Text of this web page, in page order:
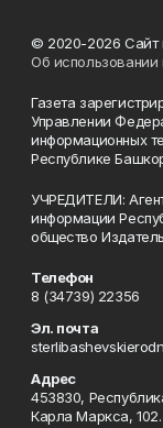
© 2020-2026 Сайт
Об использовании
Газета
Управлении
информационных
Республике
УЧРЕДИТЕЛИ:
информации
общество
Телефон
8 (34739) 22356
Эл. почта
Адрес
453830,
Карла Маркса, 102.